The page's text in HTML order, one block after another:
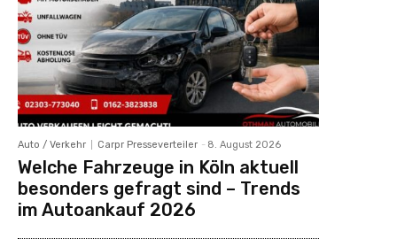
Auto / Verkehr Carpr Presseverteiler - 8. August 2026
Welche Fahrzeuge in Köln aktuell
besonders gefragt sind – Trends
im Autoankauf 2026